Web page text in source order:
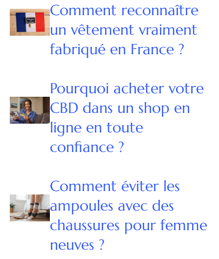
Comment reconnaître
un vêtement vraiment
fabriqué en France ?
Pourquoi acheter votre
CBD dans un shop en
ligne en toute
confiance ?
Comment éviter les
ampoules avec des
chaussures pour femme
neuves ?